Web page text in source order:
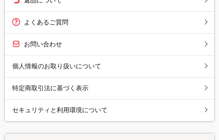
よくあるご質問
お問い合わせ
個人情報のお取り扱いについて
特定商取引法に基づく表示
セキュリティと利用環境について